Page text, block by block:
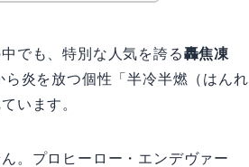
でも、特別な人気を誇る轟焦凍
炎を放つ個性「半冷半燃（はんれ
います。
。プロヒーロー・エンデヴァー